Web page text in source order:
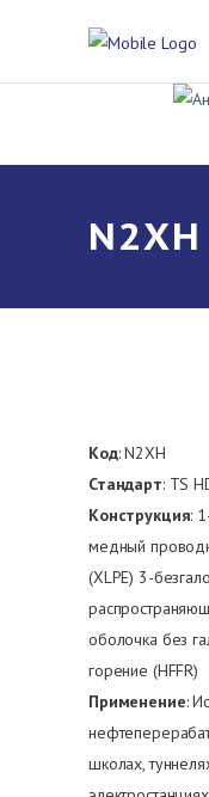
N2XH
Код: N2XH
Стандарт: TS
Конструкция:
медный
(XLPE) 3-
оболочка без
горение (HFFR)
Применение:
школах,